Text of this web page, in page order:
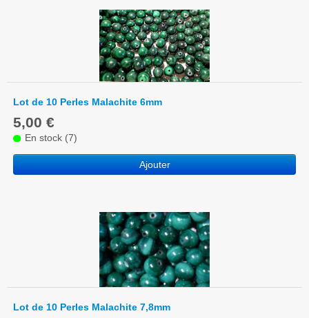
Lot de 10 Perles Malachite 6mm
5,00 €
En stock (7)
Ajouter
Lot de 10 Perles Malachite 7,8mm